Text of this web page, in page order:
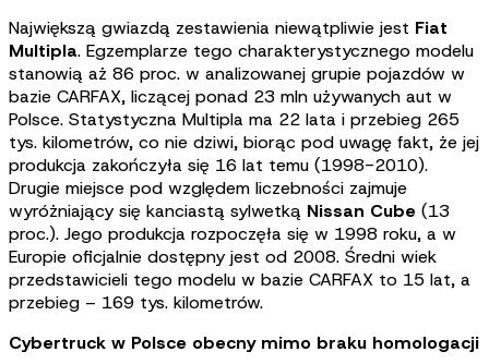
Największą gwiazdą zestawienia niewątpliwie jest Fiat
Multipla. Egzemplarze tego charakterystycznego modelu
stanowią aż 86 proc. w analizowanej grupie pojazdów w
bazie CARFAX, liczącej ponad 23 mln używanych aut w
Polsce. Statystyczna Multipla ma 22 lata i przebieg 265
tys. kilometrów, co nie dziwi, biorąc pod uwagę fakt, że jej
produkcja zakończyła się 16 lat temu (1998-2010).
Drugie miejsce pod względem liczebności zajmuje
wyróżniający się kanciastą sylwetką Nissan Cube (13
proc.). Jego produkcja rozpoczęła się w 1998 roku, a w
Europie oficjalnie dostępny jest od 2008. Średni wiek
przedstawicieli tego modelu w bazie CARFAX to 15 lat, a
przebieg – 169 tys. kilometrów.
Cybertruck w Polsce obecny mimo braku homologacji